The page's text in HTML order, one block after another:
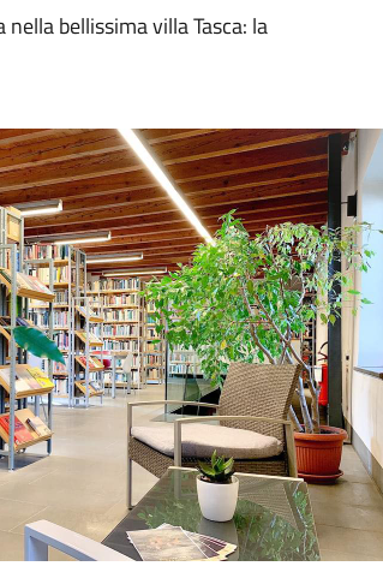
bellissima villa Tasca: la